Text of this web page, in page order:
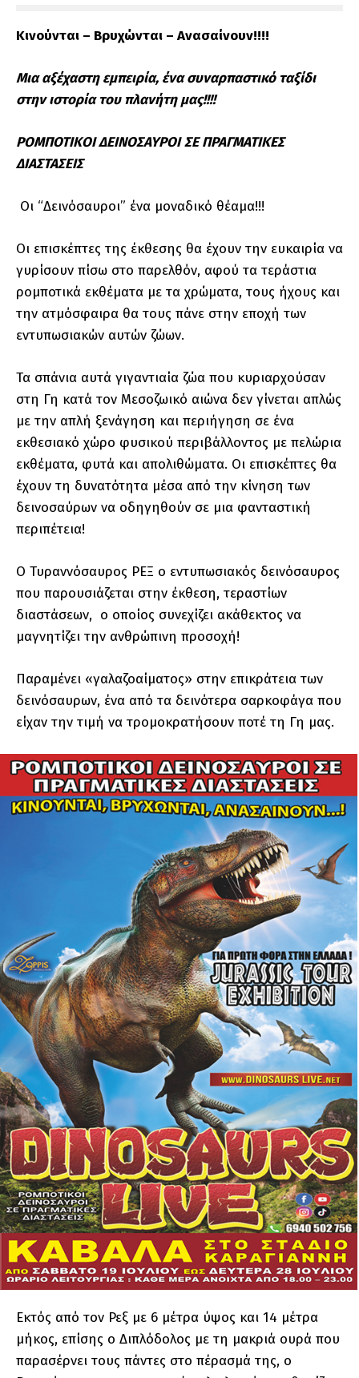
Κινούνται – Βρυχώνται – Ανασαίνουν!!!!
Μια αξέχαστη εμπειρία, ένα συναρπαστικό ταξίδι
στην ιστορία του πλανήτη μας!!!!
ΡΟΜΠΟΤΙΚΟΙ ΔΕΙΝΟΣΑΥΡΟΙ ΣΕ ΠΡΑΓΜΑΤΙΚΕΣ
ΔΙΑΣΤΑΣΕΙΣ
Οι “Δεινόσαυροι” ένα μοναδικό θέαμα!!!
Οι επισκέπτες της έκθεσης θα έχουν την ευκαιρία να
γυρίσουν πίσω στο παρελθόν, αφού τα τεράστια
ρομποτικά εκθέματα με τα χρώματα, τους ήχους και
την ατμόσφαιρα θα τους πάνε στην εποχή των
εντυπωσιακών αυτών ζώων.
Τα σπάνια αυτά γιγαντιαία ζώα που κυριαρχούσαν
στη Γη κατά τον Μεσοζωικό αιώνα δεν γίνεται απλώς
με την απλή ξενάγηση και περιήγηση σε ένα
εκθεσιακό χώρο φυσικού περιβάλλοντος με πελώρια
εκθέματα, φυτά και απολιθώματα. Οι επισκέπτες θα
έχουν τη δυνατότητα μέσα από την κίνηση των
δεινοσαύρων να οδηγηθούν σε μια φανταστική
περιπέτεια!
Ο Τυραννόσαυρος ΡΕΞ ο εντυπωσιακός δεινόσαυρος
που παρουσιάζεται στην έκθεση, τεραστίων
διαστάσεων, ο οποίος συνεχίζει ακάθεκτος να
μαγνητίζει την ανθρώπινη προσοχή!
Παραμένει «γαλαζοαίματος» στην επικράτεια των
δεινόσαυρων, ένα από τα δεινότερα σαρκοφάγα που
είχαν την τιμή να τρομοκρατήσουν ποτέ τη Γη μας.
Εκτός από τον Ρεξ με 6 μέτρα ύψος και 14 μέτρα
μήκος, επίσης ο Διπλόδολος με τη μακριά ουρά που
παρασέρνει τους πάντες στο πέρασμά της, ο